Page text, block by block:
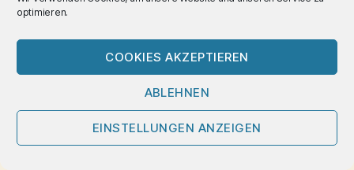
optimieren.
COOKIES AKZEPTIEREN
ABLEHNEN
EINSTELLUNGEN ANZEIGEN
provocatrice à post-bareback, je répondrais : « le
rectum n’est plus une tombe », en forme de clin d’oeil
Dabei wird der Begriff ‘ Bareback’ auch als Ausdruck
einer Zeit, als Höhepunkt eines bestimmten Dogmas